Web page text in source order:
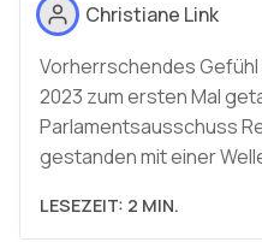
Christiane Link
Vorherrschendes
2023 zum ersten Mal
Parlamentsausschuss
gestanden mit einer
LESEZEIT: 2 MIN.